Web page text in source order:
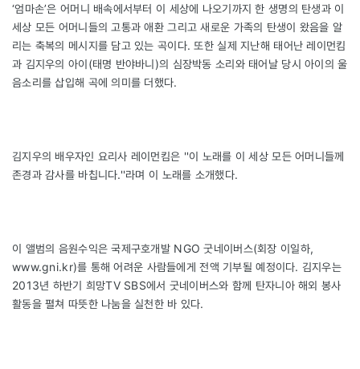
‘엄마손’은 어머니 배속에서부터 이 세상에 나오기까지 한 생명의 탄생과 이
세상 모든 어머니들의 고통과 애환 그리고 새로운 가족의 탄생이 왔음을 알
리는 축복의 메시지를 담고 있는 곡이다. 또한 실제 지난해 태어난 레이먼킴
과 김지우의 아이(태명 반야바니)의 심장박동 소리와 태어날 당시 아이의 울
음소리를 삽입해 곡에 의미를 더했다.
김지우의 배우자인 요리사 레이먼킴은 ''이 노래를 이 세상 모든 어머니들께
존경과 감사를 바칩니다.''라며 이 노래를 소개했다.
이 앨범의 음원수익은 국제구호개발 NGO 굿네이버스(회장 이일하,
www.gni.kr)를 통해 어려운 사람들에게 전액 기부될 예정이다. 김지우는
2013년 하반기 희망TV SBS에서 굿네이버스와 함께 탄자니아 해외 봉사
활동을 펼쳐 따뜻한 나눔을 실천한 바 있다.